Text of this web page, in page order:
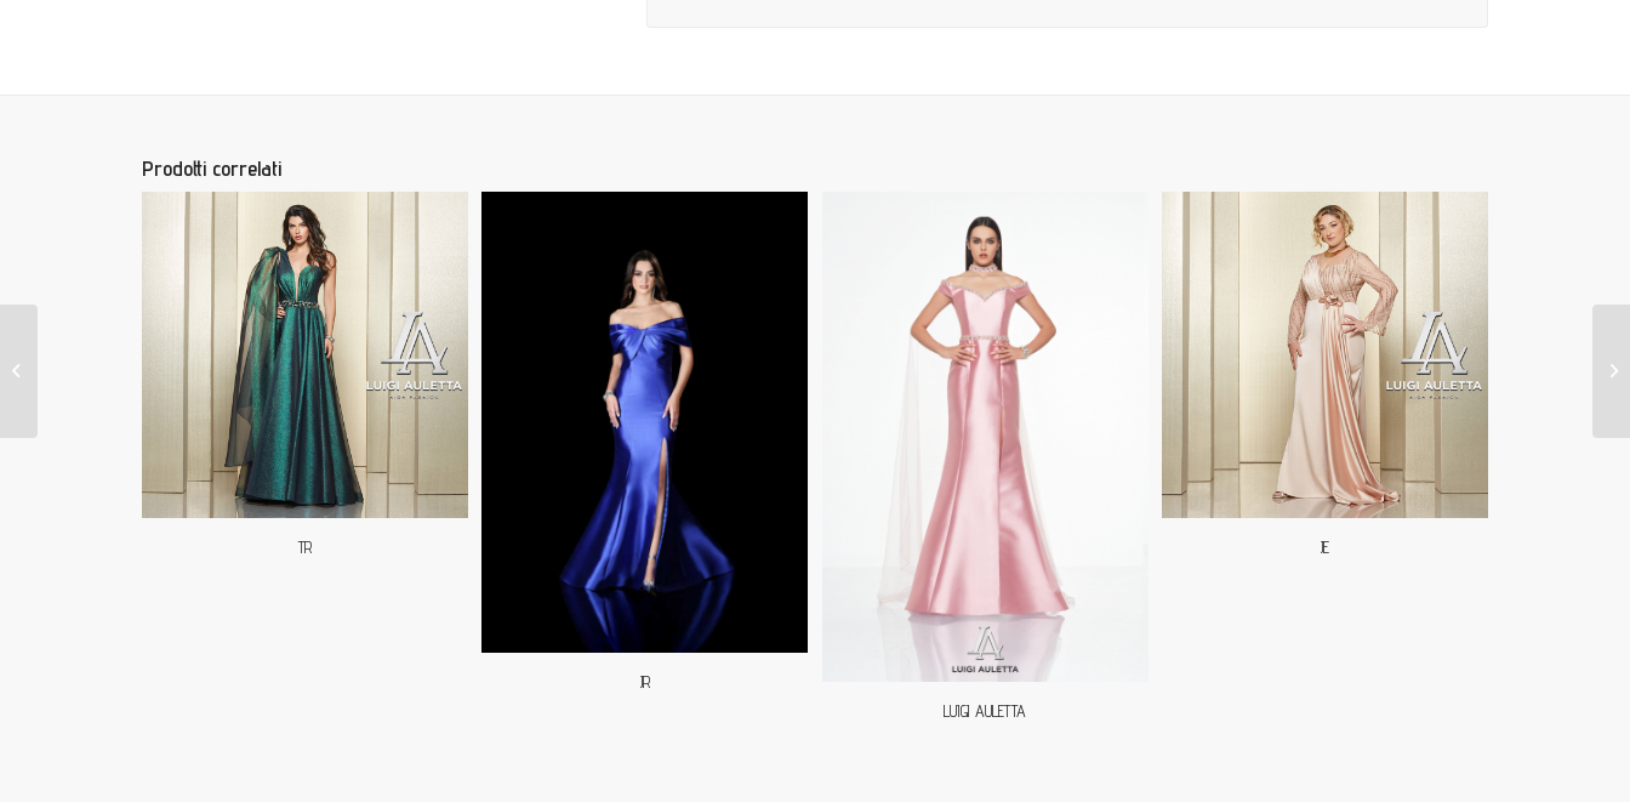
Prodotti correlati
TR
JR
LUIGI AULETTA
JE